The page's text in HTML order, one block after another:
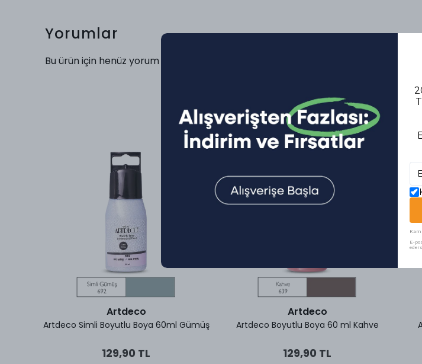
Yorumlar
Bu ürün için henüz yorum yapılmamış.
Benzer
Artdeco
Artdeco Simli Boyutlu Boya 60ml Gümüş
129,90 TL
Artdeco
Artdeco Boyutlu Boya 60 ml Kahve
129,90 TL
E-